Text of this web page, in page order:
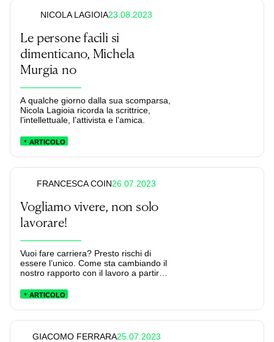
NICOLA LAGIOIA23.08.2023
Le persone facili si
dimenticano, Michela
Murgia no
A qualche giorno dalla sua scomparsa,
Nicola Lagioia ricorda la scrittrice,
l’intellettuale, l’attivista e l’amica.
ARTICOLO
FRANCESCA COIN26.07.2023
Vogliamo vivere, non solo
lavorare!
Vuoi fare carriera? Presto rischi di
essere l’unico. Come sta cambiando il
nostro rapporto con il lavoro a partire
ARTICOLO
GIACOMO FERRARA25.07.2023